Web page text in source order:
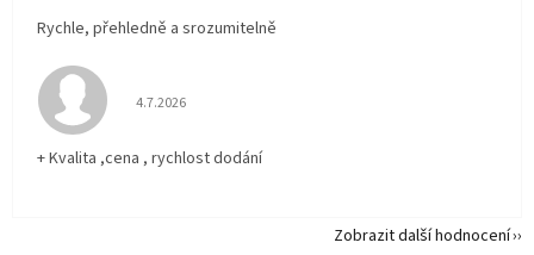
Rychle, přehledně a srozumitelně
Hodnocení obchodu je 5 z 5 hvězdiček.
4.7.2026
+ Kvalita ,cena , rychlost dodání
Zobrazit další hodnocení